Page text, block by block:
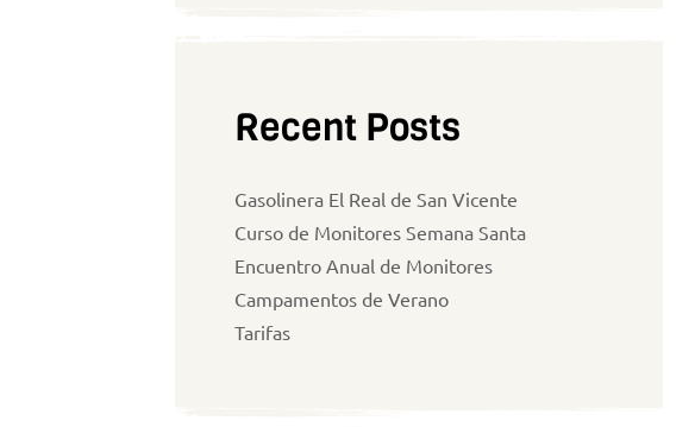
Recent Posts
Gasolinera El Real de San Vicente
Curso de Monitores Semana Santa
Encuentro Anual de Monitores
Campamentos de Verano
Tarifas